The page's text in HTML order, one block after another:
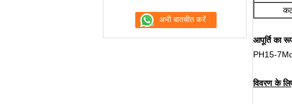
आपूर्ति का
PH15-
विवरण के